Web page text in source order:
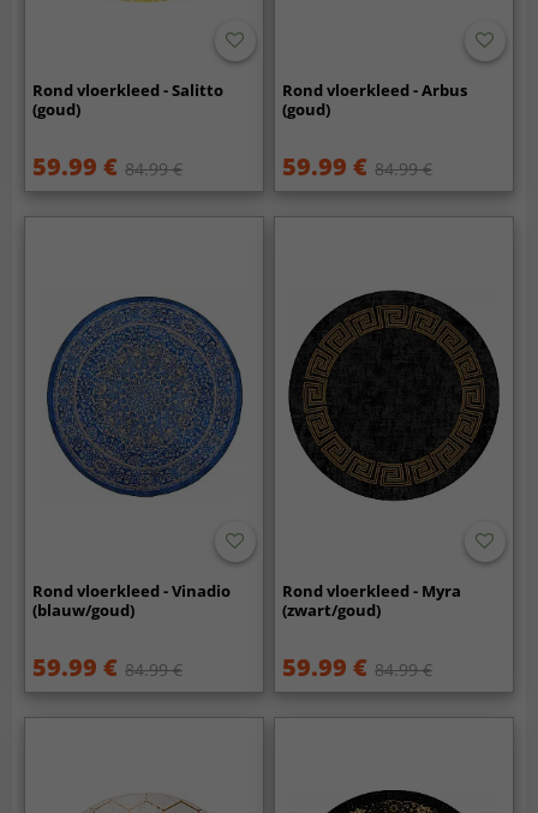
Rond vloerkleed - Salitto
(goud)
59.99 € 84.99 €
Rond vloerkleed - Arbus
(goud)
59.99 € 84.99 €
Rond vloerkleed - Vinadio
(blauw/goud)
59.99 € 84.99 €
Rond vloerkleed - Myra
(zwart/goud)
59.99 € 84.99 €